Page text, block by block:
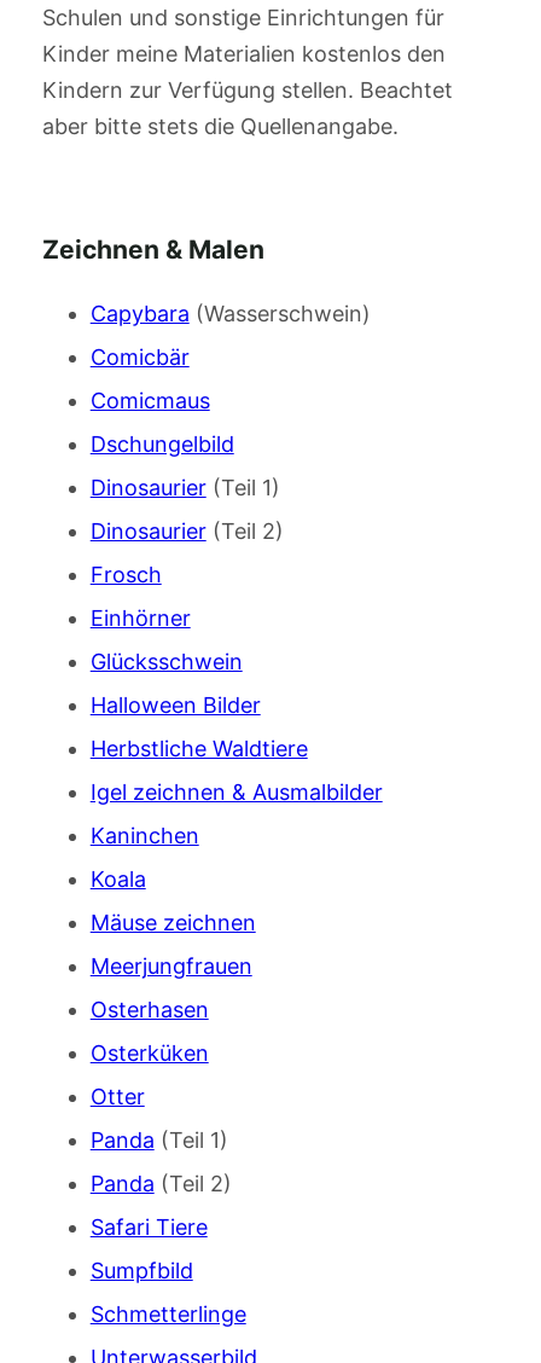
Schulen und sonstige Einrichtungen für
Kinder meine Materialien kostenlos den
Kindern zur Verfügung stellen. Beachtet
aber bitte stets die Quellenangabe.
Zeichnen & Malen
Capybara (Wasserschwein)
Comicbär
Comicmaus
Dschungelbild
Dinosaurier(Teil 1)
Dinosaurier(Teil 2)
Frosch
Einhörner
Glücksschwein
Halloween Bilder
Herbstliche Waldtiere
Igel zeichnen & Ausmalbilder
Kaninchen
Koala
Mäuse zeichnen
Meerjungfrauen
Osterhasen
Osterküken
Otter
Panda (Teil 1)
Panda (Teil 2)
Safari Tiere
Sumpfbild
Schmetterlinge
Unterwasserbild